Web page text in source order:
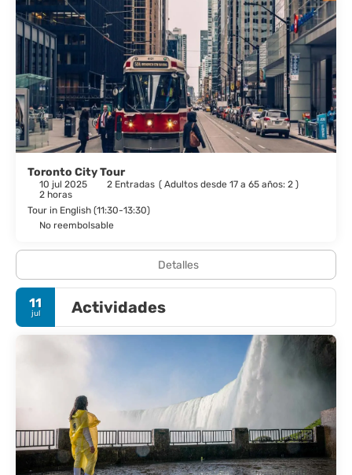
Toronto City Tour
10 jul 2025 2 Entradas ( Adultos desde 17 a 65 años: 2 )
2 horas
Tour in English (11:30-13:30)
No reembolsable
Detalles
11
jul Actividades